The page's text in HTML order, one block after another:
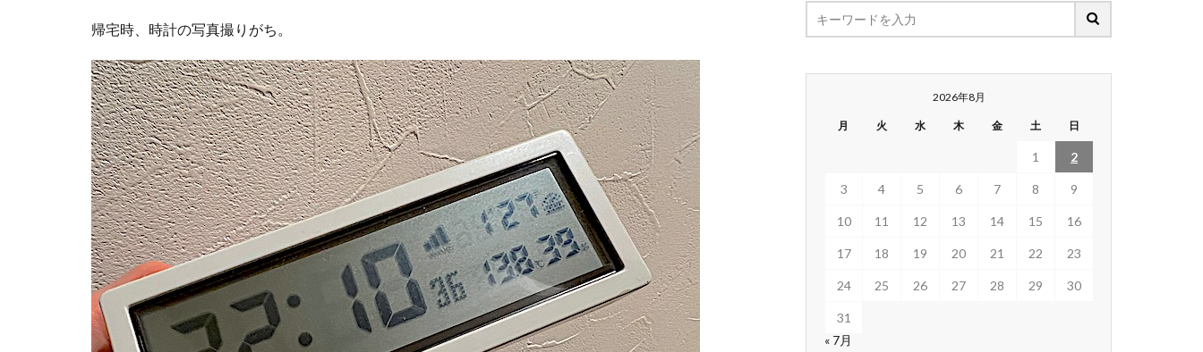
帰宅時、時計の写真撮りがち。
2026年8月
月 火 水 木 金 土 日
1 2
3 4 5 6 7 8 9
10 11 12 13 14 15 16
17 18 19 20 21 22 23
24 25 26 27 28 29 30
31
« 7月